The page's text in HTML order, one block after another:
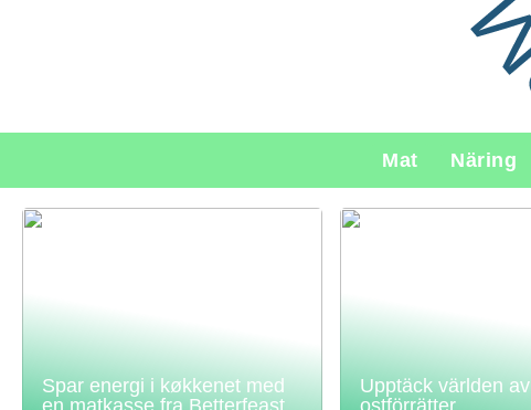
Mat Näring
Spar energi i køkkenet med
Upptäck världen av